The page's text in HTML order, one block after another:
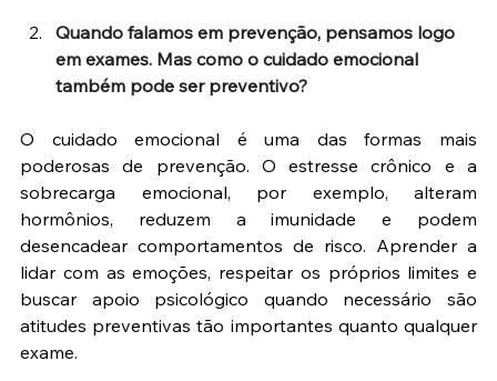
Quando falamos em prevenção, pensamos logo
em exames. Mas como o cuidado emocional
também pode ser preventivo?
O cuidado emocional é uma das formas mais
poderosas de prevenção. O estresse crônico e a
sobrecarga emocional, por exemplo, alteram
hormônios, reduzem a imunidade e podem
desencadear comportamentos de risco. Aprender a
lidar com as emoções, respeitar os próprios limites e
buscar apoio psicológico quando necessário são
atitudes preventivas tão importantes quanto qualquer
exame.